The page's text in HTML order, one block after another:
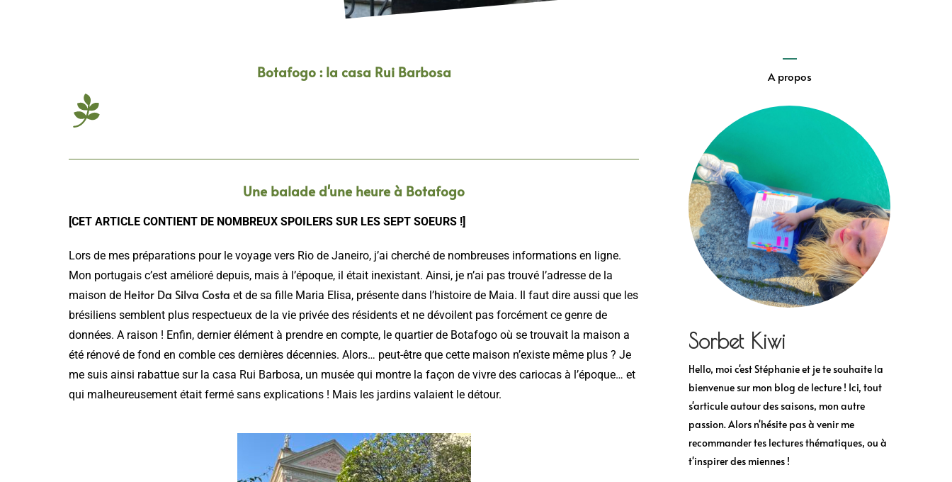
Botafogo : la casa Rui Barbosa
Une balade d'une heure à Botafogo
[CET ARTICLE CONTIENT DE NOMBREUX SPOILERS SUR LES SEPT SOEURS !]
Lors de mes préparations pour le voyage vers Rio de Janeiro, j’ai cherché de nombreuses informations en ligne.
Mon portugais c’est amélioré depuis, mais à l’époque, il était inexistant. Ainsi, je n’ai pas trouvé l’adresse de la
maison de Heitor Da Silva Costa et de sa fille Maria Elisa, présente dans l’histoire de Maia. Il faut dire aussi que les
brésiliens semblent plus respectueux de la vie privée des résidents et ne dévoilent pas forcément ce genre de
données. A raison ! Enfin, dernier élément à prendre en compte, le quartier de Botafogo où se trouvait la maison a
été rénové de fond en comble ces dernières décennies. Alors… peut-être que cette maison n’existe même plus ? Je
me suis ainsi rabattue sur la casa Rui Barbosa, un musée qui montre la façon de vivre des cariocas à l’époque… et
qui malheureusement était fermé sans explications ! Mais les jardins valaient le détour.
A propos
Sorbet Kiwi
Hello, moi c'est Stéphanie et je te souhaite la
bienvenue sur mon blog de lecture ! Ici, tout
s'articule autour des saisons, mon autre
passion. Alors n'hésite pas à venir me
recommander tes lectures thématiques, ou à
t'inspirer des miennes !